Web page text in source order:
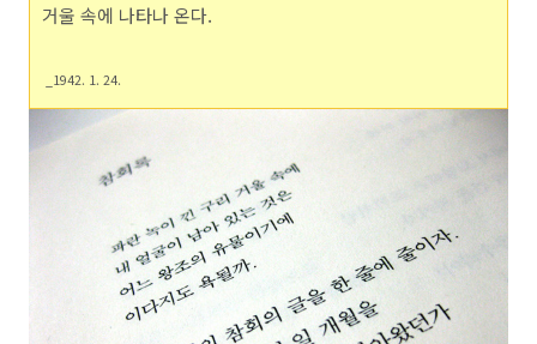
거울 속에 나타나 온다.
_1942. 1. 24.